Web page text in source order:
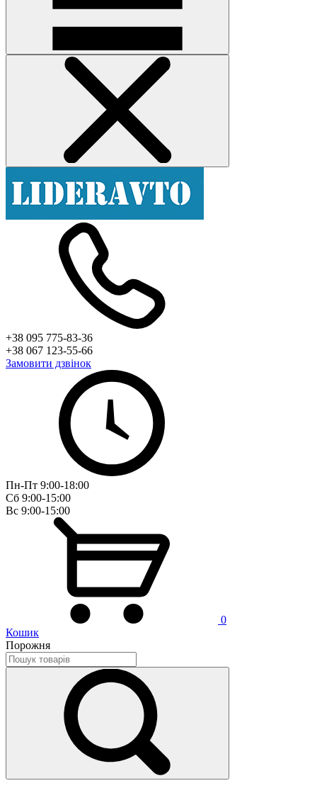
+38 095 775-83-36
+38 067 123-55-66
Замовити дзвінок
Пн-Пт 9:00-18:00
Сб 9:00-15:00
Вс 9:00-15:00
0
Кошик
Порожня